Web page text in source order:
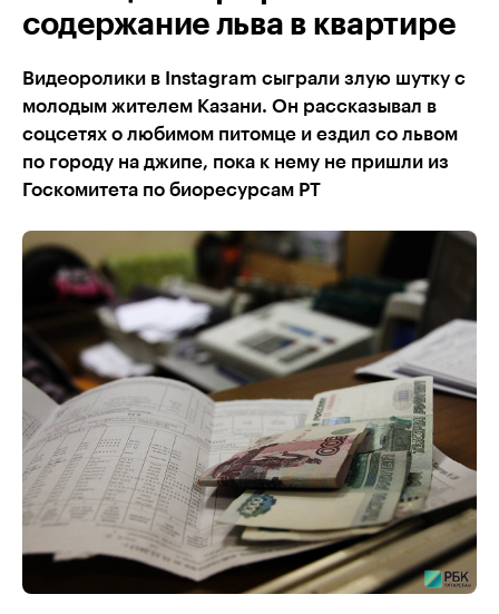
содержание льва в квартире
Видеоролики в Instagram сыграли злую шутку с
молодым жителем Казани. Он рассказывал в
соцсетях о любимом питомце и ездил со львом
по городу на джипе, пока к нему не пришли из
Госкомитета по биоресурсам РТ